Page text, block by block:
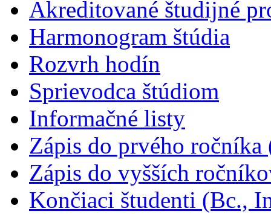
Akreditované študijné
Harmonogram štúdia
Rozvrh hodín
Sprievodca štúdiom
Informačné listy
Zápis do prvého
Zápis do vyšších
Končiaci študenti (Bc.,